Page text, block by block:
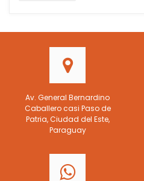
Av. General Bernardino
Caballero casi Paso de
Patria, Ciudad del Este,
Paraguay